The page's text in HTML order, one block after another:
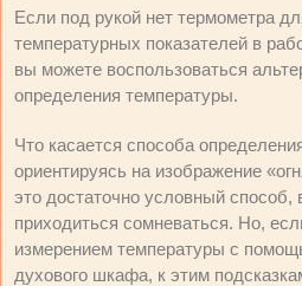
Если под рукой нет термометра
температурных показателей в
вы можете воспользоваться
определения температуры.
Что касается способа
ориентируясь на изображение
это достаточно условный способ,
приходиться сомневаться. Но,
измерением температуры с
духового шкафа, к этим